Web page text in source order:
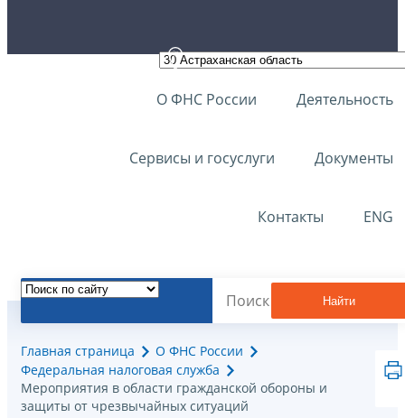
О ФНС России Деятельность
Сервисы и госуслуги Документы
Контакты ENG
Найти
Главная страница
О ФНС России
Федеральная налоговая служба
Мероприятия в области гражданской обороны и
защиты от чрезвычайных ситуаций